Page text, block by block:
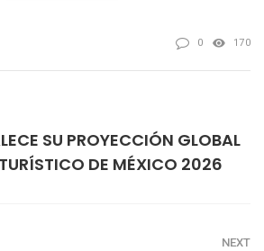
0 170
SU PROYECCIÓN GLOBAL
DE MÉXICO 2026
NEXT